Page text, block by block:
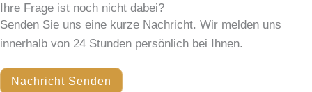
Ihre Frage ist noch nicht dabei?
Senden Sie uns eine kurze Nachricht. Wir melden uns
innerhalb von 24 Stunden persönlich bei Ihnen.
Nachricht Senden